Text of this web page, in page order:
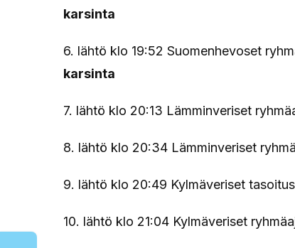
karsinta
6. lähtö klo 19:52 Suomenhevoset
karsinta
7. lähtö klo 20:13 Lämminveriset
8. lähtö klo 20:34 Lämminveriset
9. lähtö klo 20:49 Kylmäveriset
10. lähtö klo 21:04 Kylmäveriset